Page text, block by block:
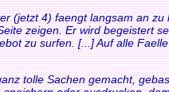
(jetzt 4) faengt langsam an
zeigen. Er wird begeistert
zu surfen. [...] Auf alle
tolle Sachen gemacht,